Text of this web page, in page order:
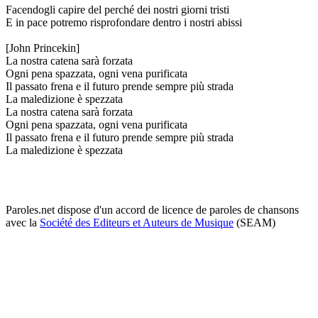
Facendogli capire del perché dei nostri giorni tristi
E in pace potremo risprofondare dentro i nostri abissi
[John Princekin]
La nostra catena sarà forzata
Ogni pena spazzata, ogni vena purificata
Il passato frena e il futuro prende sempre più strada
La maledizione è spezzata
La nostra catena sarà forzata
Ogni pena spazzata, ogni vena purificata
Il passato frena e il futuro prende sempre più strada
La maledizione è spezzata
Paroles.net dispose d'un accord de licence de paroles de chansons
avec la Société des Editeurs et Auteurs de Musique (SEAM)